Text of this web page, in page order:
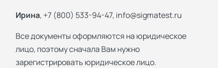
Ирина, +7 (800) 533-94-47, info@sigmatest.ru
Все документы оформляются на юридическое
лицо, поэтому сначала Вам нужно
зарегистрировать юридическое лицо.